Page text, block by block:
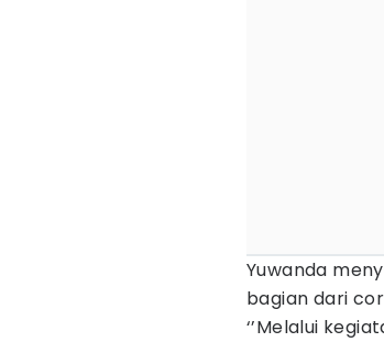
Yuwanda
bagian dari
‘’Melalui